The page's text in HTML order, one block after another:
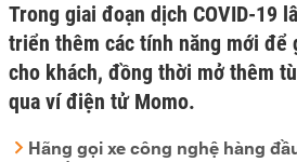
Trong giai đoạn dịch COVID-19
triển thêm các tính năng mới để
cho khách, đồng thời mở thêm
qua ví điện tử Momo.
Hãng gọi xe công nghệ hàng